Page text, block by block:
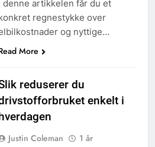
I denne artikkelen får du et
regnestykke over
og nyttige…
More
reduserer du
enkelt i
Justin Coleman
1 år